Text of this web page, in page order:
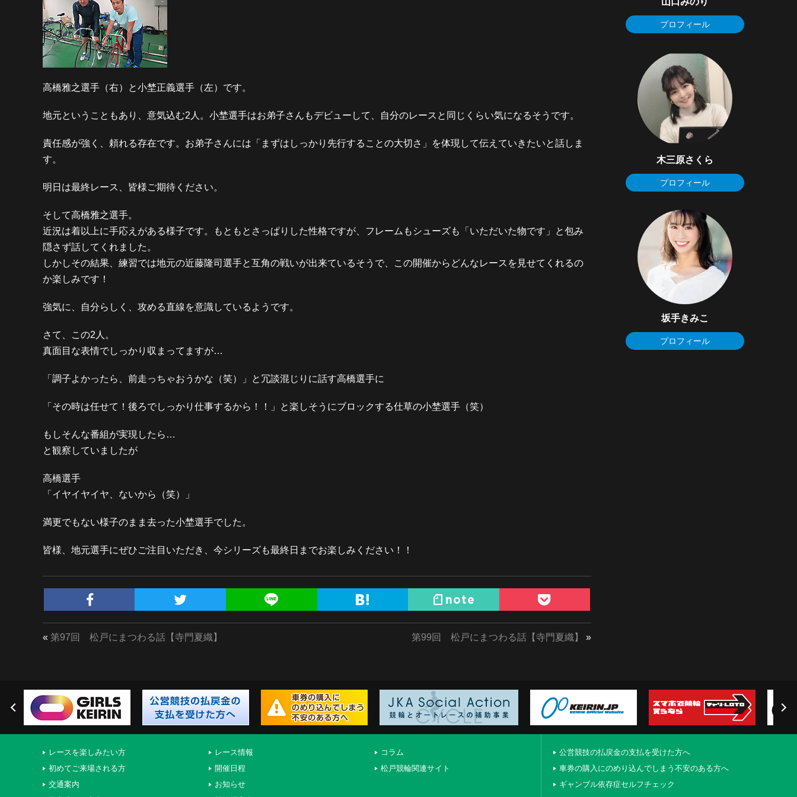
高橋雅之選手（右）と小埜正義選手（左）です。
地元ということもあり、意気込む2人。小埜選手はお弟子さんもデビューして、自分のレースと同じくらい気になるそうです。
責任感が強く、頼れる存在です。お弟子さんには「まずはしっかり先行することの大切さ」を体現して伝えていきたいと話しま
す。
明日は最終レース、皆様ご期待ください。
そして高橋雅之選手。
近況は着以上に手応えがある様子です。もともとさっぱりした性格ですが、フレームもシューズも「いただいた物です」と包み
隠さず話してくれました。
しかしその結果、練習では地元の近藤隆司選手と互角の戦いが出来ているそうで、この開催からどんなレースを見せてくれるの
か楽しみです！
強気に、自分らしく、攻める直線を意識しているようです。
さて、この2人。
真面目な表情でしっかり収まってますが…
「調子よかったら、前走っちゃおうかな（笑）」と冗談混じりに話す高橋選手に
「その時は任せて！後ろでしっかり仕事するから！！」と楽しそうにブロックする仕草の小埜選手（笑）
もしそんな番組が実現したら…
と観察していましたが
高橋選手
「イヤイヤイヤ、ないから（笑）」
満更でもない様子のまま去った小埜選手でした。
皆様、地元選手にぜひご注目いただき、今シリーズも最終日までお楽しみください！！
« 第97回 松戸にまつわる話【寺門夏織】 第99回 松戸にまつわる話【寺門夏織】 »
プロフィール
木三原さくら
プロフィール
坂手きみこ
プロフィール
公営競技の払戻金の支払を受けた方へ
車券の購入にのめり込んでしまう不安のある方へ
ギャンブル依存症セルフチェック
レースを楽しみたい方
初めてご来場される方
交通案内
レース情報
開催日程
お知らせ
コラム
松戸競輪関連サイト